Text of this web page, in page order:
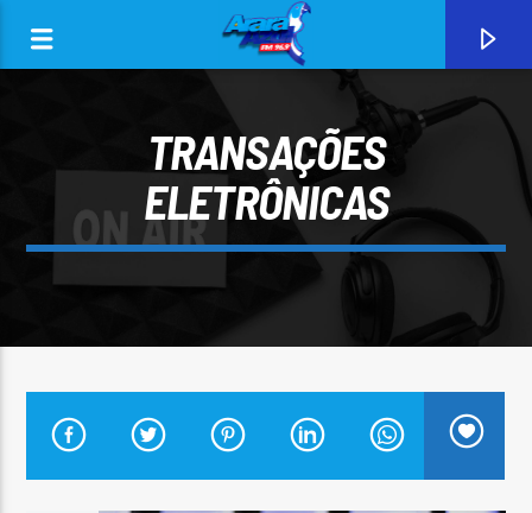
CURRENT TRACK
ARARA AZUL FM 96,9
TRANSAÇÕES
ELETRÔNICAS